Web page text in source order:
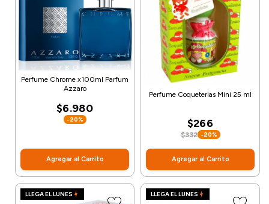
Perfume Chrome x100ml Parfum
Azzaro
$6.980
-20%
Agregar al Carrito
Perfume Coqueterias Mini 25 ml
$266
$332 -20%
Agregar al Carrito
LLEGA EL LUNES LLEGA EL LUNES